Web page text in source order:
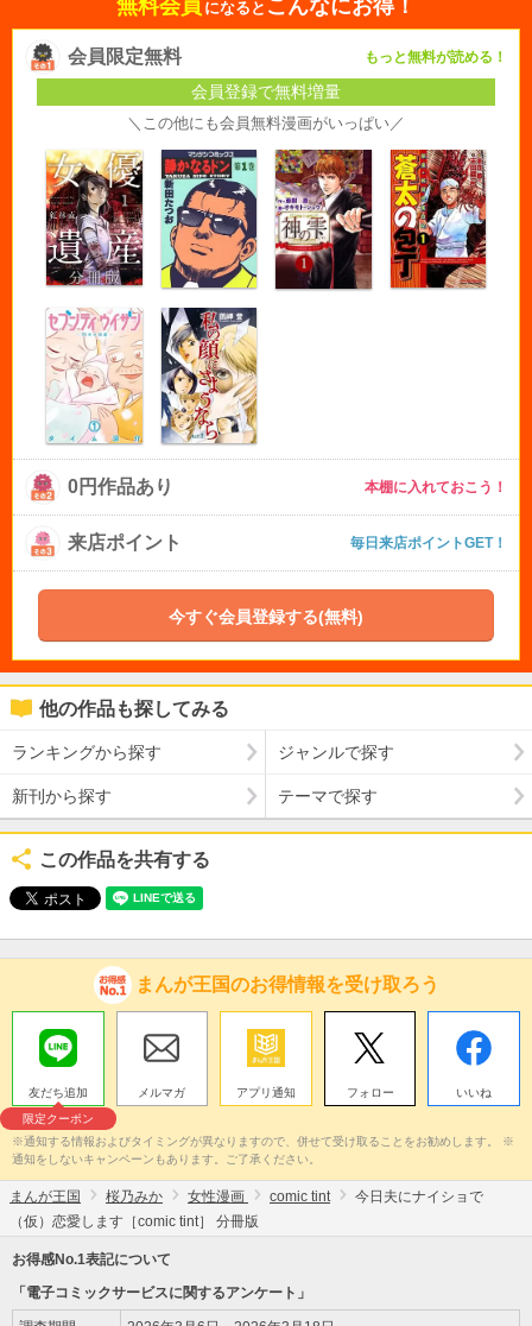
無料会員 になると こんなにお得！
会員限定無料 もっと無料が読める！
会員登録で無料増量
＼この他にも会員無料漫画がいっぱい／
0円作品あり 本棚に入れておこう！
来店ポイント 毎日来店ポイントGET！
今すぐ会員登録する(無料)
他の作品も探してみる
ランキングから探す ジャンルで探す
新刊から探す テーマで探す
この作品を共有する
まんが王国のお得情報を受け取ろう
友だち追加
限定クーポン
メルマガ アプリ通知 フォロー いいね
※通知する情報およびタイミングが異なりますので、併せて受け取ることをお勧めします。 ※
通知をしないキャンペーンもあります。ご了承ください。
まんが王国 桜乃みか 女性漫画 comic tint
今日夫にナイショで
（仮）恋愛します［comic tint］ 分冊版
お得感No.1表記について
「電子コミックサービスに関するアンケート」